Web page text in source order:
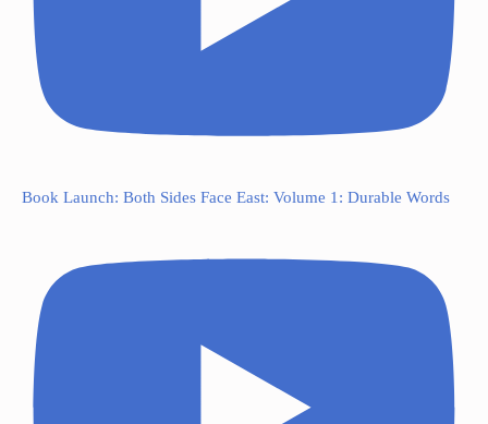
Book Launch: Both Sides Face East: Volume 1: Durable Words